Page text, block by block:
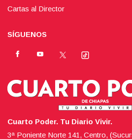
Cartas al Director
SÍGUENOS
Cuarto Poder. Tu Diario Vivir.
3ª Poniente Norte 141, Centro,